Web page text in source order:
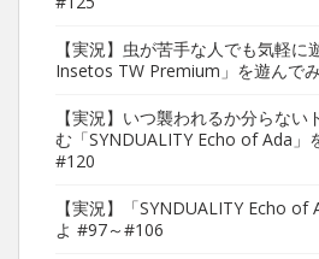
【実況】虫が苦手な人でも気軽に
Insetos TW Premium」を遊んで
【実況】いつ襲われるか分らない
む「SYNDUALITY Echo of Ada」
#120
【実況】「SYNDUALITY Echo of
よ #97～#106